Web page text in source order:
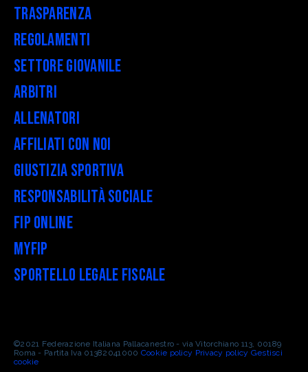
Trasparenza
Regolamenti
Settore Giovanile
Arbitri
Allenatori
Affiliati con noi
Giustizia Sportiva
Responsabilità Sociale
FIP Online
myFIP
Sportello legale fiscale
©2021 Federazione Italiana Pallacanestro - via Vitorchiano 113, 00189
Roma - Partita Iva 01382041000 Cookie policy Privacy policy Gestisci
cookie